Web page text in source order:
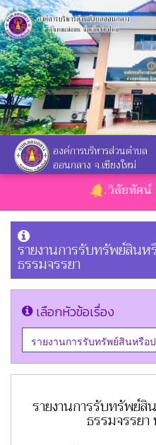
องค์การบริหารส่วนตำบล
ออนกลาง จ.เชียงใหม่
วิสัยทัศน์ :
รายงานการรับทรัพย์สิน
ธรรมจรรยา
เลือกหัวข้อเรื่อง
รายงานการรับทรัพย์
ธรรมจรรย